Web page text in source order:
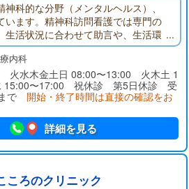
科的な分野（メンタルヘルス）、
います。精神科訪問看護では専門の
生活状況に合わせて助言や、生活環
をします。不登校や引きこもってい
イケアも併設しています。子ども
悩み苦しんでいる人たちが、気軽に
がることを望んでいます。
内科
火水木金土日 08:00〜13:00 火木土 1
15:00〜17:00 祝休診 第5日休診 受
で 開始・終了時間は直接の確認をお
詳細を見る
ころのクリニック